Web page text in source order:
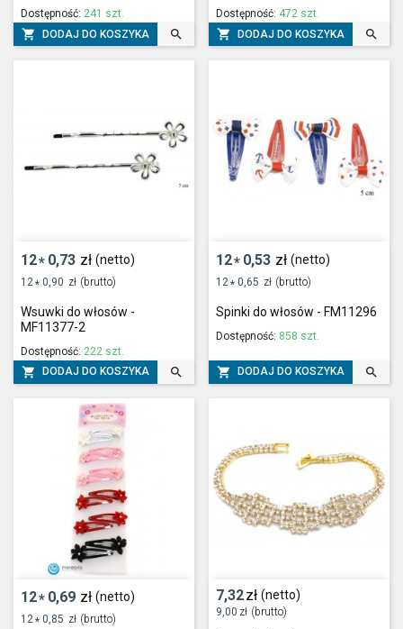
Dostępność: 241 szt.
 DODAJ DO KOSZYKA 
Dostępność: 472 szt.
 DODAJ DO KOSZYKA 
12* 0,73 zł (netto)
12 * 0,90 zł (brutto)
Wsuwki do włosów -
MF11377-2
Dostępność: 222 szt.
 DODAJ DO KOSZYKA 
12* 0,53 zł (netto)
12 * 0,65 zł (brutto)
Spinki do włosów - FM11296
Dostępność: 858 szt.
 DODAJ DO KOSZYKA 
12* 0,69 zł (netto)
12* 0,85 zł (brutto)
7,32zł (netto)
9,00 zł (brutto)